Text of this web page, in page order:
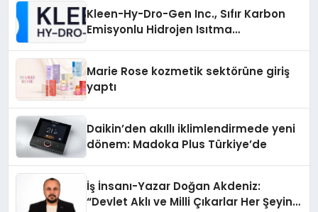
Kleen-Hy-Dro-Gen Inc., Sıfır Karbon
Emisyonlu Hidrojen Isıtma
Marie Rose kozmetik sektörüne giriş
yaptı
Daikin’den akıllı iklimlendirmede yeni
dönem: Madoka Plus Türkiye’de
İş İnsanı-Yazar Doğan Akdeniz:
“Devlet Aklı ve Milli Çıkarlar Her Şeyin